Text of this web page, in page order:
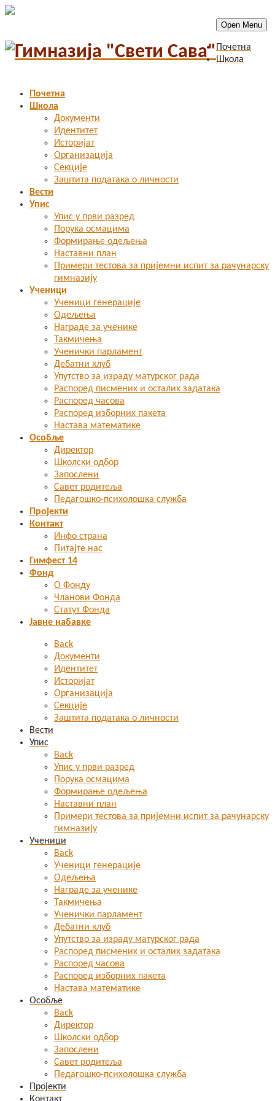
Почетна
Школа
Документи
Идентитет
Историјат
Организација
Секције
Заштита података о личности
Вести
Упис
Упис у први разред
Порука осмацима
Формирање одељења
Наставни план
Примери тестова за пријемни испит за рачунарску
гимназију
Ученици
Ученици генерације
Одељења
Награде за ученике
Такмичења
Ученички парламент
Дебатни клуб
Упутство за израду матурског рада
Распоред писмених и осталих задатака
Распоред часова
Распоред изборних пакета
Настава математике
Особље
Директор
Школски одбор
Запослени
Савет родитеља
Педагошко-психолошка служба
Пројекти
Контакт
Инфо страна
Питајте нас
Гимфест 14
Фонд
О Фонду
Чланови Фонда
Статут Фонда
Јавне набавке
Open Menu
Почетна
Школа
Back
Документи
Идентитет
Историјат
Организација
Секције
Заштита података о личности
Вести
Упис
Back
Упис у први разред
Порука осмацима
Формирање одељења
Наставни план
Примери тестова за пријемни испит за рачунарску
гимназију
Ученици
Back
Ученици генерације
Одељења
Награде за ученике
Такмичења
Ученички парламент
Дебатни клуб
Упутство за израду матурског рада
Распоред писмених и осталих задатака
Распоред часова
Распоред изборних пакета
Настава математике
Особље
Back
Директор
Школски одбор
Запослени
Савет родитеља
Педагошко-психолошка служба
Пројекти